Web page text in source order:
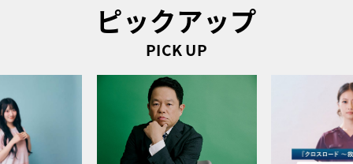
ピックアップ
PICK UP